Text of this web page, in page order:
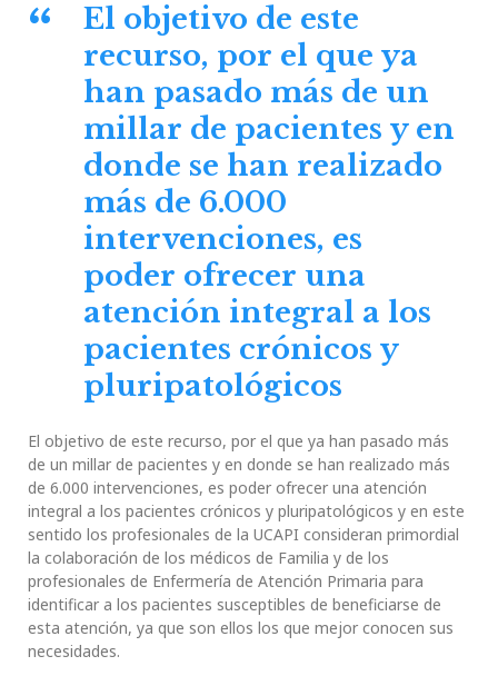
El objetivo de este
recurso, por el que ya
han pasado más de un
millar de pacientes y en
donde se han realizado
más de 6.000
intervenciones, es
poder ofrecer una
atención integral a los
pacientes crónicos y
pluripatológicos
El objetivo de este recurso, por el que ya han pasado más
de un millar de pacientes y en donde se han realizado más
de 6.000 intervenciones, es poder ofrecer una atención
integral a los pacientes crónicos y pluripatológicos y en este
sentido los profesionales de la UCAPI consideran primordial
la colaboración de los médicos de Familia y de los
profesionales de Enfermería de Atención Primaria para
identificar a los pacientes susceptibles de beneficiarse de
esta atención, ya que son ellos los que mejor conocen sus
necesidades.